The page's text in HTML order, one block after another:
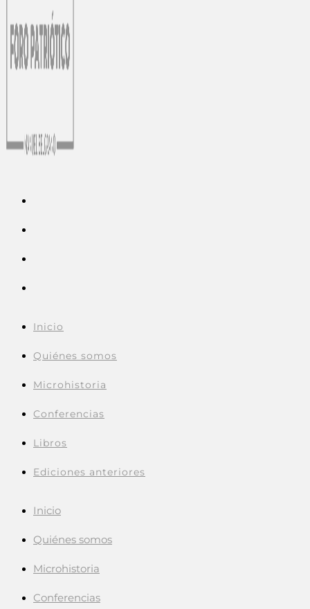
Inicio
Quiénes somos
Microhistoria
Conferencias
Libros
Ediciones anteriores
Inicio
Quiénes somos
Microhistoria
Conferencias